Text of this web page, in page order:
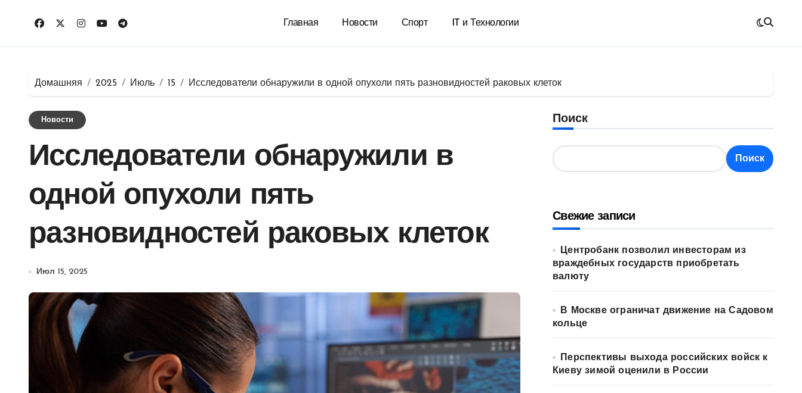
Главная Новости Спорт IT и Технологии
Домашняя 2025 Июль 15 Исследователи обнаружили в одной опухоли пять разновидностей раковых клеток
Новости
Исследователи обнаружили в
одной опухоли пять
разновидностей раковых клеток
Июл 15, 2025
Поиск
Поиск
Свежие записи
Центробанк позволил инвесторам из
враждебных государств приобретать
валюту
В Москве ограничат движение на Садовом
кольце
Перспективы выхода российских войск к
Киеву зимой оценили в России